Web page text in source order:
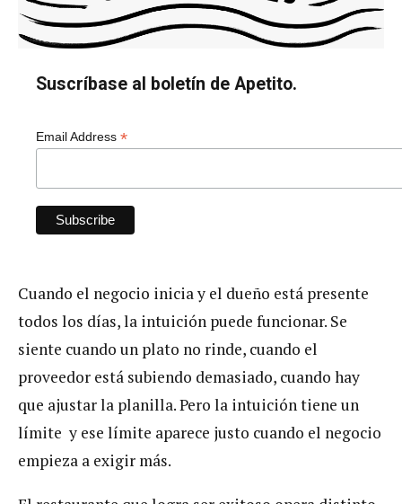
Suscríbase al boletín de Apetito.
Email Address *
Cuando el negocio inicia y el dueño está presente
todos los días, la intuición puede funcionar. Se
siente cuando un plato no rinde, cuando el
proveedor está subiendo demasiado, cuando hay
que ajustar la planilla. Pero la intuición tiene un
límite y ese límite aparece justo cuando el negocio
empieza a exigir más.